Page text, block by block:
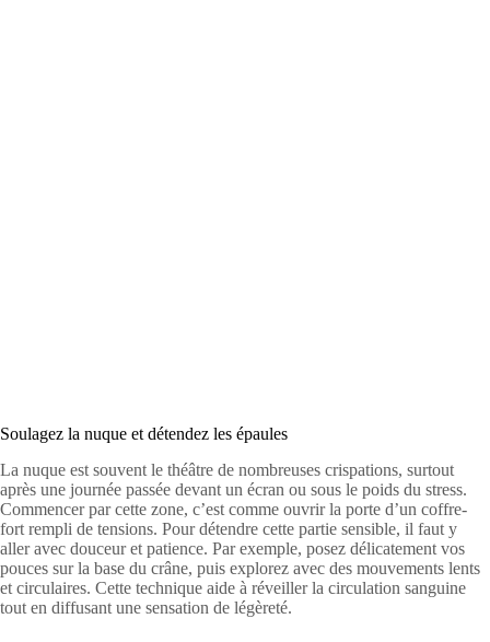
Soulagez la nuque et détendez les épaules
La nuque est souvent le théâtre de nombreuses crispations, surtout
après une journée passée devant un écran ou sous le poids du stress.
Commencer par cette zone, c’est comme ouvrir la porte d’un coffre-
fort rempli de tensions. Pour détendre cette partie sensible, il faut y
aller avec douceur et patience. Par exemple, posez délicatement vos
pouces sur la base du crâne, puis explorez avec des mouvements lents
et circulaires. Cette technique aide à réveiller la circulation sanguine
tout en diffusant une sensation de légèreté.